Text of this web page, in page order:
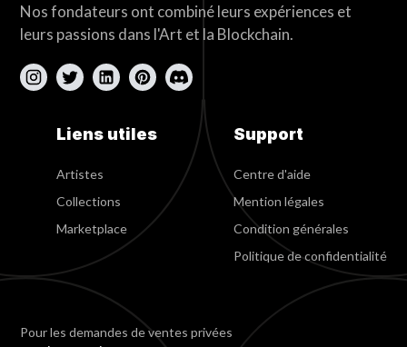
Nos fondateurs ont combiné leurs expériences et
leurs passions dans l'Art et la Blockchain.
Liens utiles
Artistes
Collections
Marketplace
Support
Centre d'aide
Mention légales
Condition générales
Politique de confidentialité
Pour les demandes de ventes privées